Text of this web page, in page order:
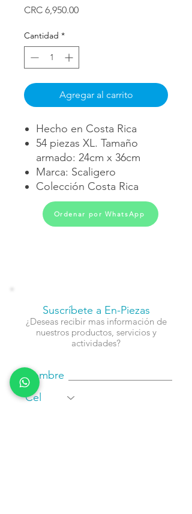
CRC 6,950.00Precio
Cantidad *
Agregar al carrito
Hecho en Costa Rica
54 piezas XL. Tamaño
armado: 24cm x 36cm
Marca: Scaligero
Colección Costa Rica
Ordenar por WhatsApp
Nombre
Suscríbete a En-Piezas
¿Deseas recibir mas información de
nuestros productos, servicios y
actividades?
Cel